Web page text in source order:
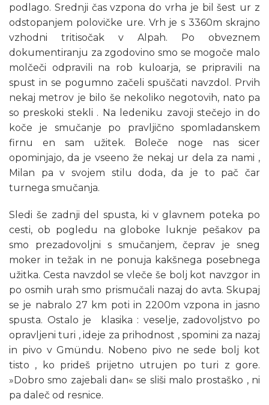
podlago. Srednji čas vzpona do vrha je bil šest ur z
odstopanjem polovičke ure. Vrh je s 3360m skrajno
vzhodni tritisočak v Alpah. Po obveznem
dokumentiranju za zgodovino smo se mogoče malo
molčeči odpravili na rob kuloarja, se pripravili na
spust in se pogumno začeli spuščati navzdol. Prvih
nekaj metrov je bilo še nekoliko negotovih, nato pa
so preskoki stekli . Na ledeniku zavoji stečejo in do
koče je smučanje po pravljično spomladanskem
firnu en sam užitek. Boleče noge nas sicer
opominjajo, da je vseeno že nekaj ur dela za nami ,
Milan pa v svojem stilu doda, da je to pač čar
turnega smučanja.
Sledi še zadnji del spusta, ki v glavnem poteka po
cesti, ob pogledu na globoke luknje pešakov pa
smo prezadovoljni s smučanjem, čeprav je sneg
moker in težak in ne ponuja kakšnega posebnega
užitka. Cesta navzdol se vleče še bolj kot navzgor in
po osmih urah smo prismučali nazaj do avta. Skupaj
se je nabralo 27 km poti in 2200m vzpona in jasno
spusta. Ostalo je klasika : veselje, zadovoljstvo po
opravljeni turi , ideje za prihodnost , spomini za nazaj
in pivo v Gmündu. Nobeno pivo ne sede bolj kot
tisto , ko prideš prijetno utrujen po turi z gore.
»Dobro smo zajebali dan« se sliši malo prostaško , ni
pa daleč od resnice.